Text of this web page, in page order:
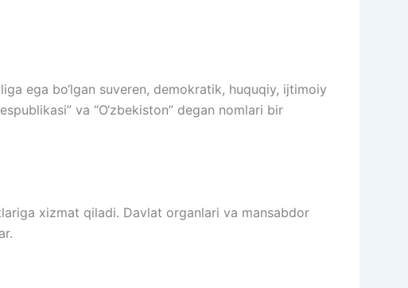
ega bo‘lgan suveren, demokratik, huquqiy, ijtimoiy
va “O‘zbekiston” degan nomlari bir
xizmat qiladi. Davlat organlari va mansabdor